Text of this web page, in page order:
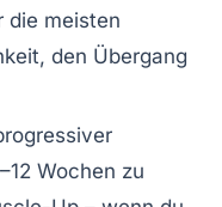
die meisten
den Übergang
Wochen zu